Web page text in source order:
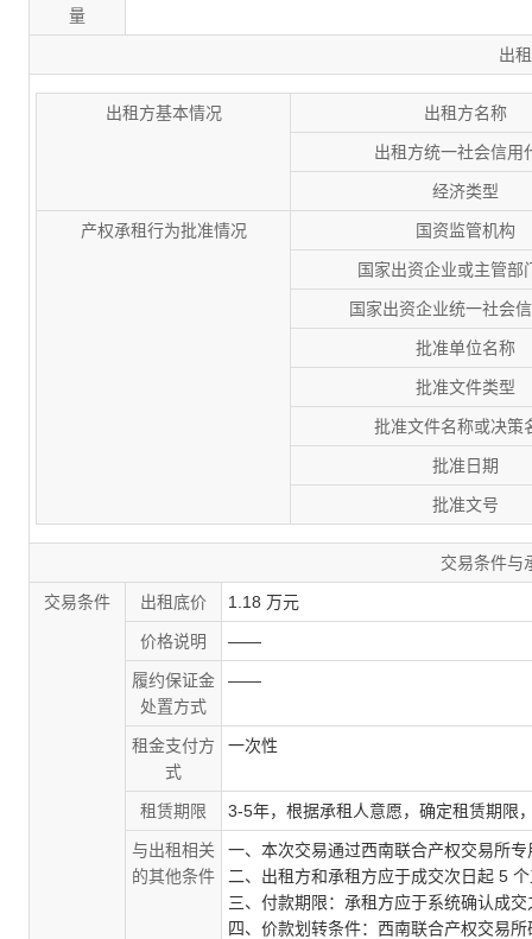
量
出
出租方基本情况 出租方名称
出租方统一社会信用
经济类型
产权承租行为批准情况 国资监管机构
国家出资企业或主管部
国家出资企业统一社会
批准单位名称
批准文件类型
批准文件名称或决策
批准日期
批准文号
交易条件与
交易条件 出租底价 1.18 万元
价格说明 ——
履约保证金
处置方式
——
租金支付方
式
一次性
租赁期限 3-5年，根据承租人意愿，确定租赁期限
与出租相关
的其他条件
一、本次交易通过西南联合产权交易所
二、出租方和承租方应于成交次日起 5
三、付款期限：承租方应于系统确认成
四、价款划转条件：西南联合产权交易